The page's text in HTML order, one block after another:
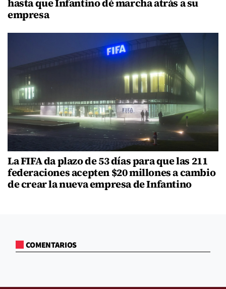
hasta que Infantino dé marcha atrás a su
empresa
La FIFA da plazo de 53 días para que las 211
federaciones acepten $20 millones a cambio
de crear la nueva empresa de Infantino
COMENTARIOS